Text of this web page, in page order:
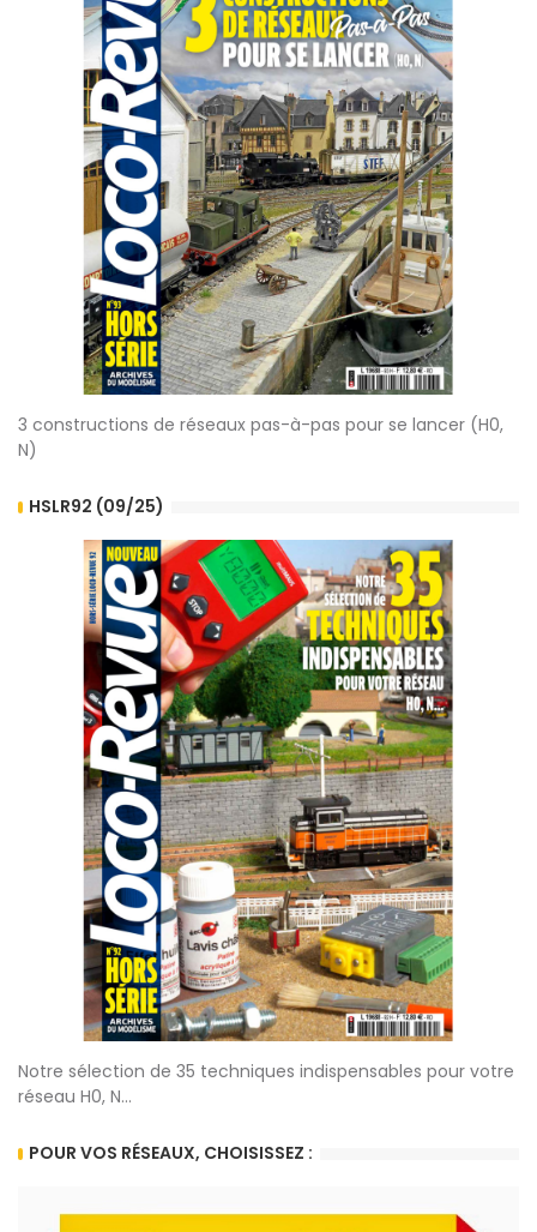
3 constructions de réseaux pas-à-pas pour se lancer (H0,
N)
HSLR92 (09/25)
Notre sélection de 35 techniques indispensables pour votre
réseau H0, N...
POUR VOS RÉSEAUX, CHOISISSEZ :